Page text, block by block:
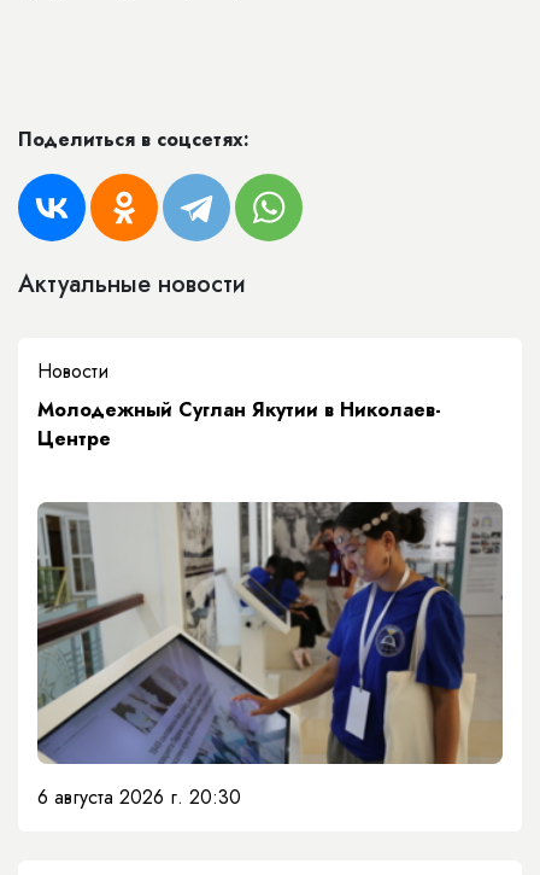
Поделиться в соцсетях:
Актуальные новости
Новости
Молодежный Суглан Якутии в Николаев-
Центре
6 августа 2026 г. 20:30